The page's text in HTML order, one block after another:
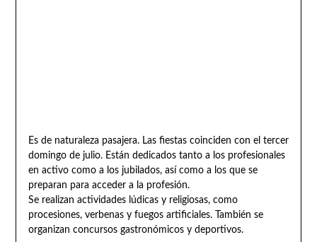
Es de naturaleza pasajera. Las fiestas coinciden con el tercer
domingo de julio. Están dedicados tanto a los profesionales
en activo como a los jubilados, así como a los que se
preparan para acceder a la profesión.
Se realizan actividades lúdicas y religiosas, como
procesiones, verbenas y fuegos artificiales. También se
organizan concursos gastronómicos y deportivos.